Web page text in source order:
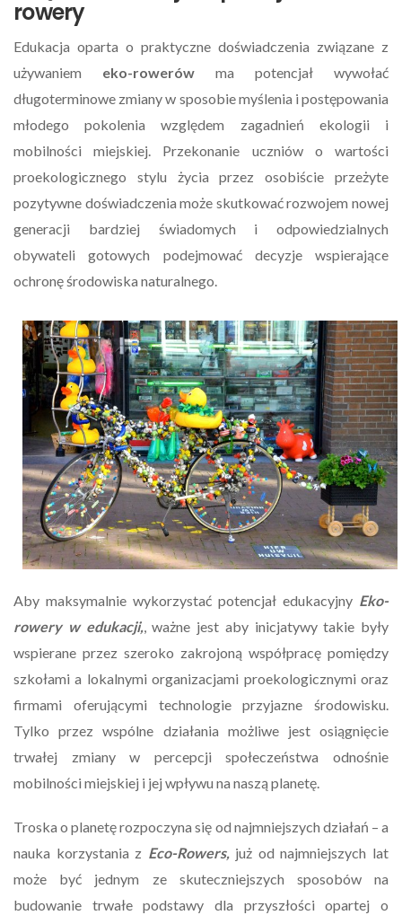
rowery
Edukacja oparta o praktyczne doświadczenia związane z
używaniem eko-rowerów ma potencjał wywołać
długoterminowe zmiany w sposobie myślenia i postępowania
młodego pokolenia względem zagadnień ekologii i
mobilności miejskiej. Przekonanie uczniów o wartości
proekologicznego stylu życia przez osobiście przeżyte
pozytywne doświadczenia może skutkować rozwojem nowej
generacji bardziej świadomych i odpowiedzialnych
obywateli gotowych podejmować decyzje wspierające
ochronę środowiska naturalnego.
Aby maksymalnie wykorzystać potencjał edukacyjny Eko-
rowery w edukacji, , ważne jest aby inicjatywy takie były
wspierane przez szeroko zakrojoną współpracę pomiędzy
szkołami a lokalnymi organizacjami proekologicznymi oraz
firmami oferującymi technologie przyjazne środowisku.
Tylko przez wspólne działania możliwe jest osiągnięcie
trwałej zmiany w percepcji społeczeństwa odnośnie
mobilności miejskiej i jej wpływu na naszą planetę.
Troska o planetę rozpoczyna się od najmniejszych działań – a
nauka korzystania z Eco-Rowers, już od najmniejszych lat
może być jednym ze skuteczniejszych sposobów na
budowanie trwałe podstawy dla przyszłości opartej o